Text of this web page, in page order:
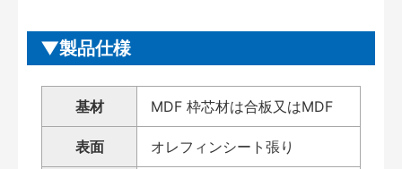
製品仕様
基材 MDF 枠芯材は合板又はMDF
表面 オレフィンシート張り